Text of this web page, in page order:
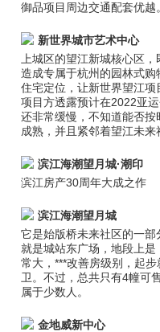
御品项目周边交通配套优越
新世界城市艺术中心
上城区的望江新城核心区
造成专属于杭州的园林式
住宅定位，让新世界望江项
项目方透露预计在2022亚
还非常缓慢，不知道能否
成熟，并且紧邻着望江未来
滨江海潮望月城·潮印
滨江房产30周年大成之作
滨江海潮望月城
它是始版桥未来社区的一
就是城站东广场，地段上
常大，***改善房级别，起
卫。不过，总共只有4幢可
属于少数人。
金地威新中心